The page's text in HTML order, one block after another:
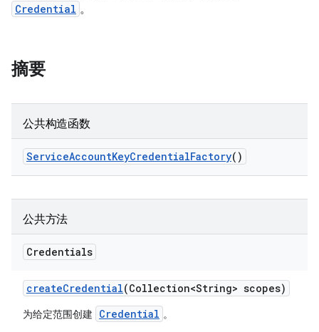
Credential 。
摘要
公共构造函数
ServiceAccountKeyCredentialFactory()
公共方法
Credentials
createCredential(Collection<String> scopes)
为给定范围创建 Credential 。